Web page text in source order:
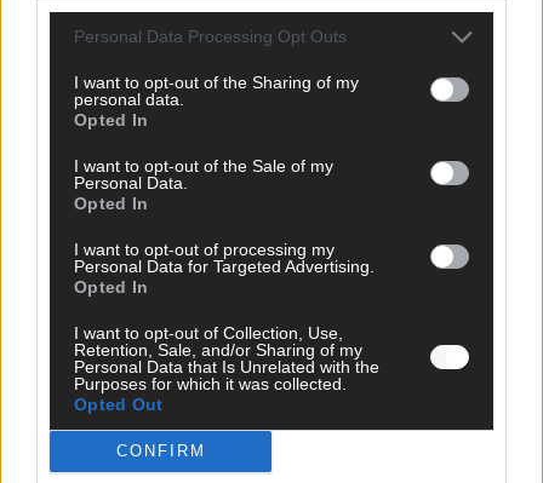
Personal Data Processing Opt Outs
I want to opt-out of the Sharing of my
personal data.
Opted In
I want to opt-out of the Sale of my
Personal Data.
Opted In
I want to opt-out of processing my
Personal Data for Targeted Advertising.
Opted In
I want to opt-out of Collection, Use,
Retention, Sale, and/or Sharing of my
Personal Data that Is Unrelated with the
Purposes for which it was collected.
Opted Out
CONFIRM
CHECK UNS AUF FACEBOOK